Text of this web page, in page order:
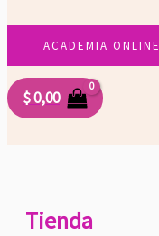
ACADEMIA ONLINE
$0,00
Tienda